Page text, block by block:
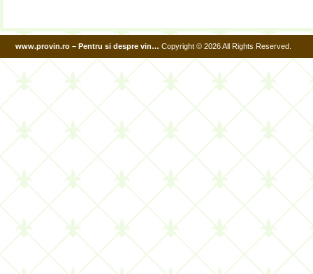
www.provin.ro – Pentru si despre vin… Copyright © 2026 All Rights Reserved.